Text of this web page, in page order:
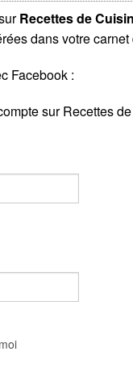
Recettes de
dans votre carnet
Facebook :
sur Recettes